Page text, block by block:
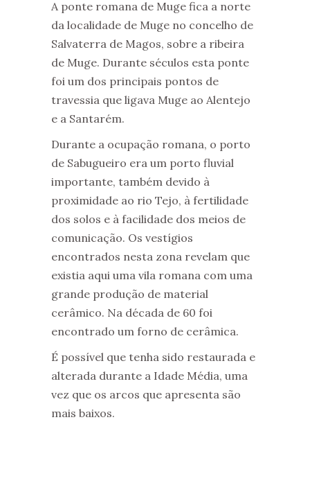
A ponte romana de Muge fica a norte
da localidade de Muge no concelho de
Salvaterra de Magos, sobre a ribeira
de Muge. Durante séculos esta ponte
foi um dos principais pontos de
travessia que ligava Muge ao Alentejo
e a Santarém.
Durante a ocupação romana, o porto
de Sabugueiro era um porto fluvial
importante, também devido à
proximidade ao rio Tejo, à fertilidade
dos solos e à facilidade dos meios de
comunicação. Os vestígios
encontrados nesta zona revelam que
existia aqui uma vila romana com uma
grande produção de material
cerâmico. Na década de 60 foi
encontrado um forno de cerâmica.
É possível que tenha sido restaurada e
alterada durante a Idade Média, uma
vez que os arcos que apresenta são
mais baixos.